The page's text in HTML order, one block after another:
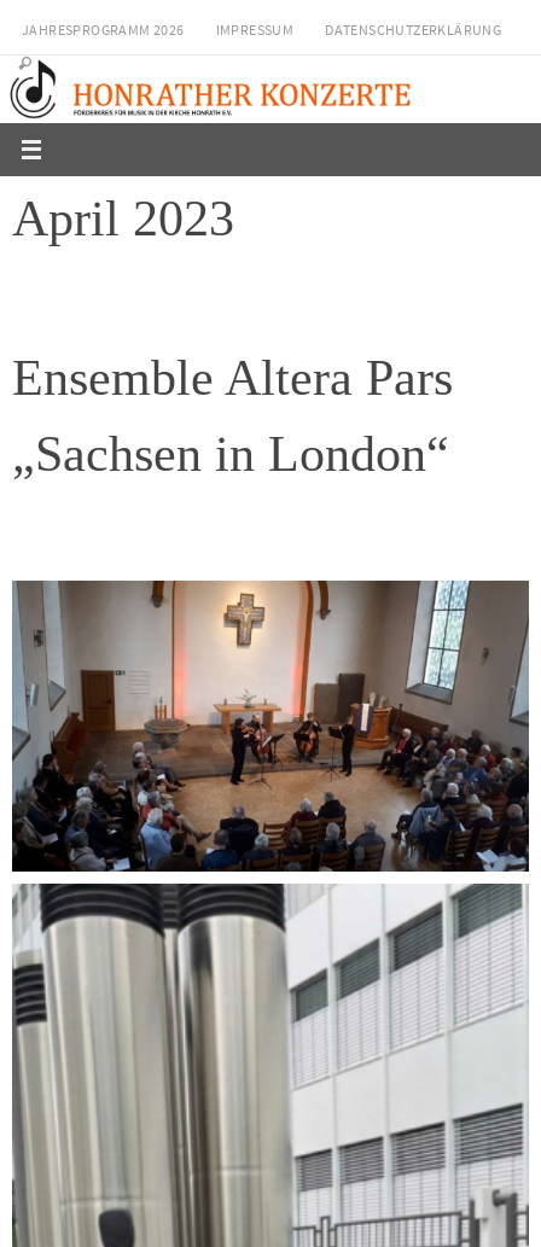
Zum
Inhalt
springen
JAHRESPROGRAMM 2026 IMPRESSUM DATENSCHUTZERKLÄRUNG
April 2023
Ensemble Altera Pars
„Sachsen in London“